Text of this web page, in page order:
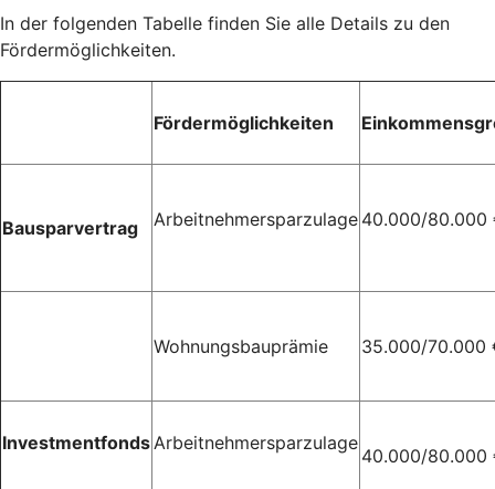
In der folgenden Tabelle finden Sie alle Details zu den
Fördermöglichkeiten.
Fördermöglichkeiten
Bausparvertrag Arbeitnehmersparzulage 40.000/80.000
Wohnungsbauprämie 35.000/70.000
Investmentfonds Arbeitnehmersparzulage
40.000/80.000